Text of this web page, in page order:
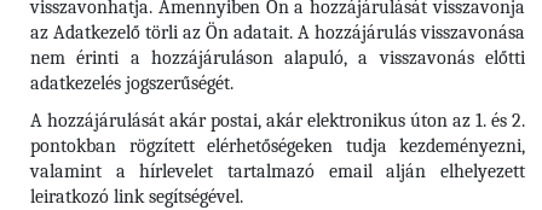
visszavonhatja. Amennyiben Ön a hozzájárulását visszavonja
az Adatkezelő törli az Ön adatait. A hozzájárulás visszavonása
nem érinti a hozzájáruláson alapuló, a visszavonás előtti
adatkezelés jogszerűségét.
A hozzájárulását akár postai, akár elektronikus úton az 1. és 2.
pontokban rögzített elérhetőségeken tudja kezdeményezni,
valamint a hírlevelet tartalmazó email alján elhelyezett
leiratkozó link segítségével.